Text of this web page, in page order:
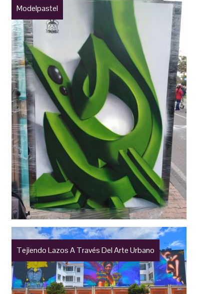
Modelpastel
Tejiendo Lazos A Través Del Arte Urbano